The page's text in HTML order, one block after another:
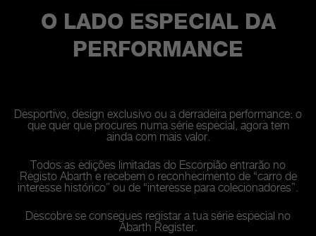
O LADO ESPECIAL DA
PERFORMANCE
Desportivo, design exclusivo ou a derradeira performance: o
que quer que procures numa série especial, agora tem
ainda com mais valor.
Todos as edições limitadas do Escorpião entrarão no
Registo Abarth e recebem o reconhecimento de “carro de
interesse histórico” ou de “interesse para colecionadores”.
Descobre se consegues registar a tua série especial no
Abarth Register.